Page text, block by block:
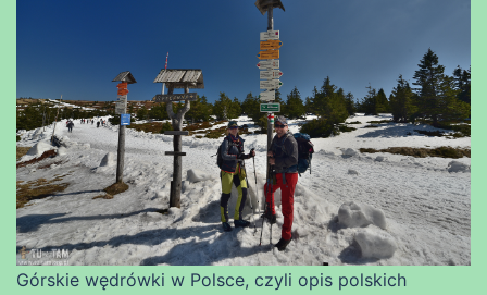
Górskie wędrówki w Polsce, czyli opis polskich